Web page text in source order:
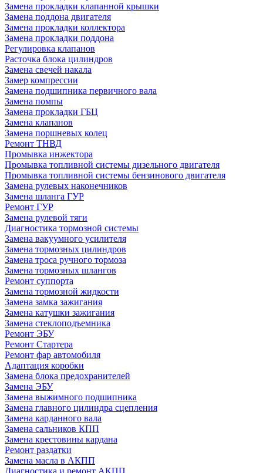
Замена прокладки клапанной крышки
Замена поддона двигателя
Замена прокладки коллектора
Замена прокладки поддона
Регулировка клапанов
Расточка блока цилиндров
Замена свечей накала
Замер компрессии
Замена подшипника первичного вала
Замена помпы
Замена прокладки ГБЦ
Замена клапанов
Замена поршневых колец
Ремонт ТНВД
Промывка инжектора
Промывка топливной системы дизельного двигателя
Промывка топливной системы бензинового двигателя
Замена рулевых наконечников
Замена шланга ГУР
Ремонт ГУР
Замена рулевой тяги
Диагностика тормозной системы
Замена вакуумного усилителя
Замена тормозных цилиндров
Замена троса ручного тормоза
Замена тормозных шлангов
Ремонт суппорта
Замена тормозной жидкости
Замена замка зажигания
Замена катушки зажигания
Замена стеклоподъемника
Ремонт ЭБУ
Ремонт Стартера
Ремонт фар автомобиля
Адаптация коробки
Замена блока предохранителей
Замена ЭБУ
Замена выжимного подшипника
Замена главного цилиндра сцепления
Замена карданного вала
Замена сальников КПП
Замена крестовины кардана
Ремонт раздатки
Замена масла в АКПП
Диагностика и ремонт АКПП